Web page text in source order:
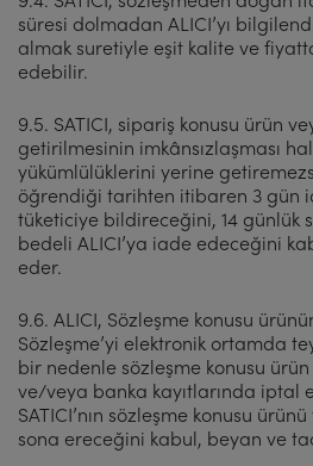
süresi dolmadan ALICI’yı
almak suretiyle eşit kalite ve
edebilir.
9.5. SATICI, sipariş konusu ürün
getirilmesinin imkânsızlaşması
yükümlülüklerini yerine
öğrendiği tarihten itibaren 3 gün
tüketiciye bildireceğini, 14 günlük
bedeli ALICI’ya iade edeceğini
eder.
9.6. ALICI, Sözleşme konusu
Sözleşme’yi elektronik ortamda
bir nedenle sözleşme konusu
ve/veya banka kayıtlarında iptal
SATICI’nın sözleşme konusu
sona ereceğini kabul, beyan ve